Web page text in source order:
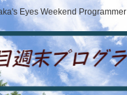
Eyes Weekend Programmer